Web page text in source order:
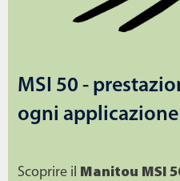
MSI 50 -
ogni applicazione
Scoprire il Manitou MSI